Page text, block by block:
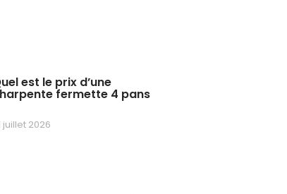
est le prix d’une
fermette 4 pans
juillet 2026